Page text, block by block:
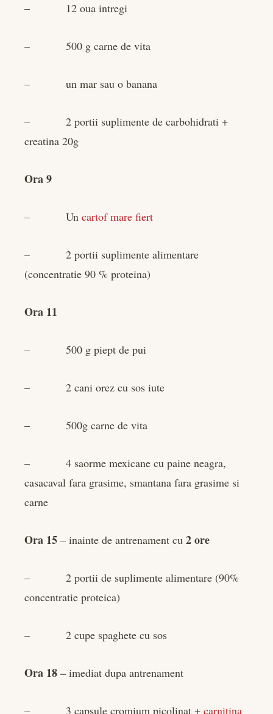
– 12 oua intregi
– 500 g carne de vita
– un mar sau o banana
– 2 portii suplimente de carbohidrati +
creatina 20g
Ora 9
– Un cartof mare fiert
– 2 portii suplimente alimentare
(concentratie 90 % proteina)
Ora 11
– 500 g piept de pui
– 2 cani orez cu sos iute
– 500g carne de vita
– 4 saorme mexicane cu paine neagra,
casacaval fara grasime, smantana fara grasime si
carne
Ora 15 – inainte de antrenament cu 2 ore
– 2 portii de suplimente alimentare (90%
concentratie proteica)
– 2 cupe spaghete cu sos
Ora 18 – imediat dupa antrenament
– 3 capsule cromium picolinat + carnitina